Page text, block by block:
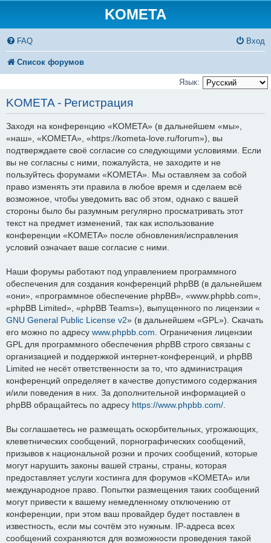
KOMETA
FAQ Вход
Список форумов
Язык:
KOMETA - Регистрация
Заходя на конференцию «KOMETA» (в дальнейшем «мы»,
«наш», «KOMETA», «https://kometa-love.ru/forum»), вы
подтверждаете своё согласие со следующими условиями. Если
вы не согласны с ними, пожалуйста, не заходите и не
пользуйтесь форумами «KOMETA». Мы оставляем за собой
право изменять эти правила в любое время и сделаем всё
возможное, чтобы уведомить вас об этом, однако с вашей
стороны было бы разумным регулярно просматривать этот
текст на предмет изменений, так как использование
конференции «KOMETA» после обновления/исправления
условий означает ваше согласие с ними.
Наши форумы работают под управлением программного
обеспечения для создания конференций phpBB (в дальнейшем
«они», «программное обеспечение phpBB», «www.phpbb.com»,
«phpBB Limited», «phpBB Teams»), выпущенного по лицензии «
GNU General Public License v2» (в дальнейшем «GPL»). Скачать
его можно по адресу www.phpbb.com . Ограничения лицензии
GPL для программного обеспечения phpBB строго связаны с
организацией и поддержкой интернет-конференций, и phpBB
Limited не несёт ответственности за то, что администрация
конференций определяет в качестве допустимого содержания
и/или поведения в них. За дополнительной информацией о
phpBB обращайтесь по адресу https://www.phpbb.com/
Вы соглашаетесь не размещать оскорбительных, угрожающих,
клеветнических сообщений, порнографических сообщений,
призывов к национальной розни и прочих сообщений, которые
могут нарушить законы вашей страны, страны, которая
предоставляет услуги хостинга для форумов «KOMETA» или
международное право. Попытки размещения таких сообщений
могут привести к вашему немедленному отключению от
конференции, при этом ваш провайдер будет поставлен в
известность, если мы сочтём это нужным. IP-адреса всех
сообщений сохраняются для возможности проведения такой